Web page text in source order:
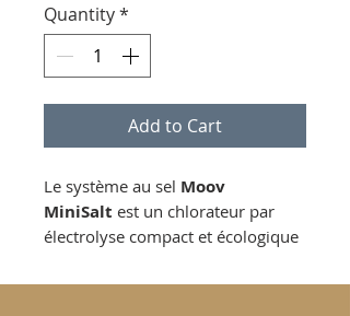
Quantity*
Add to Cart
Le système au sel Moov
MiniSalt est un chlorateur par
électrolyse compact et écologique
des piscines résidentielles (hors